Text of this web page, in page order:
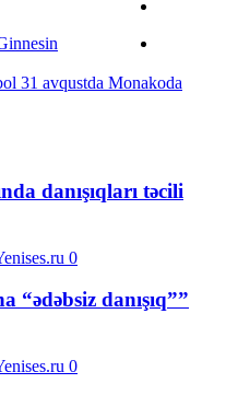
31 avqustda Monakoda
danışıqları təcili
0
“ədəbsiz danışıq””
0